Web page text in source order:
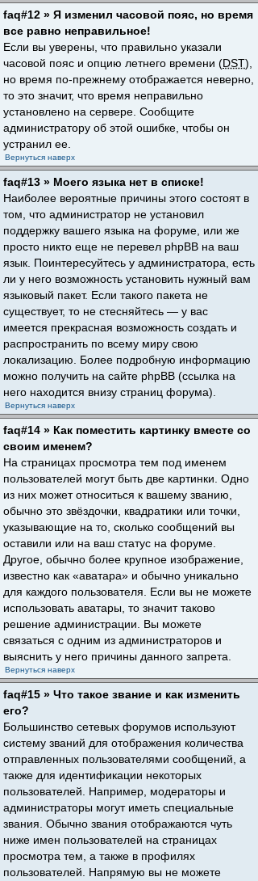
faq#12 » Я изменил часовой пояс, но время
все равно неправильное!
Если вы уверены, что правильно указали
часовой пояс и опцию летнего времени (DST),
но время по-прежнему отображается неверно,
то это значит, что время неправильно
установлено на сервере. Сообщите
администратору об этой ошибке, чтобы он
устранил ее.
Вернуться наверх
faq#13 » Моего языка нет в списке!
Наиболее вероятные причины этого состоят в
том, что администратор не установил
поддержку вашего языка на форуме, или же
просто никто еще не перевел phpBB на ваш
язык. Поинтересуйтесь у администратора, есть
ли у него возможность установить нужный вам
языковый пакет. Если такого пакета не
существует, то не стесняйтесь — у вас
имеется прекрасная возможность создать и
распространить по всему миру свою
локализацию. Более подробную информацию
можно получить на сайте phpBB (ссылка на
него находится внизу страниц форума).
Вернуться наверх
faq#14 » Как поместить картинку вместе со
своим именем?
На страницах просмотра тем под именем
пользователей могут быть две картинки. Одно
из них может относиться к вашему званию,
обычно это звёздочки, квадратики или точки,
указывающие на то, сколько сообщений вы
оставили или на ваш статус на форуме.
Другое, обычно более крупное изображение,
известно как «аватара» и обычно уникально
для каждого пользователя. Если вы не можете
использовать аватары, то значит таково
решение администрации. Вы можете
связаться с одним из администраторов и
выяснить у него причины данного запрета.
Вернуться наверх
faq#15 » Что такое звание и как изменить
его?
Большинство сетевых форумов используют
систему званий для отображения количества
отправленных пользователями сообщений, а
также для идентификации некоторых
пользователей. Например, модераторы и
администраторы могут иметь специальные
звания. Обычно звания отображаются чуть
ниже имен пользователей на страницах
просмотра тем, а также в профилях
пользователей. Напрямую вы не можете